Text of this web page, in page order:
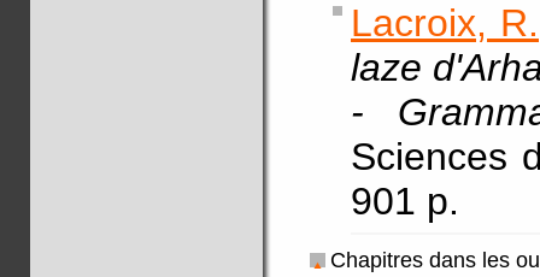
Lacroix, R.
laze
-
Sciences
901 p.
Chapitres dans les